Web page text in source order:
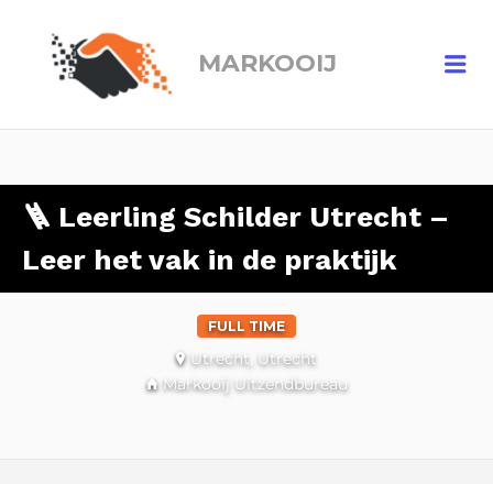
MARKOOIJ
🪜 Leerling Schilder Utrecht –
Leer het vak in de praktijk
FULL TIME
Utrecht, Utrecht
Markooij Uitzendbureau